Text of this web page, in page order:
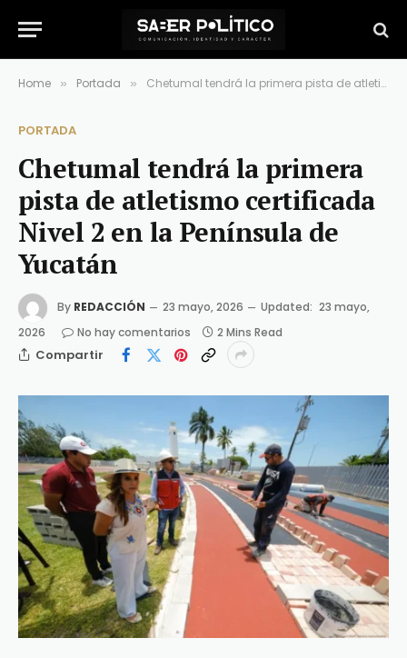
Home » Portada » Chetumal tendrá la primera pista de atletismo certificada Nivel 2 en la Península de Yucatán
PORTADA
Chetumal tendrá la primera
pista de atletismo certificada
Nivel 2 en la Península de
Yucatán
By REDACCIÓN 23 mayo, 2026 Updated: 23 mayo,
2026
No hay comentarios 2 Mins Read
Compartir